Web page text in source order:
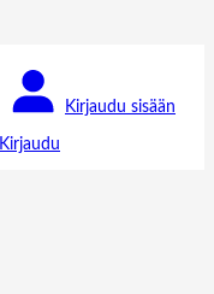
Kirjaudu
Kirjaudu sisään